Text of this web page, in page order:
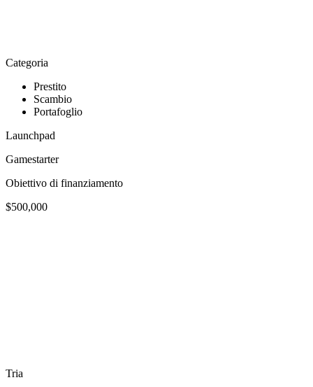
Categoria
Prestito
Scambio
Portafoglio
Launchpad
Gamestarter
Obiettivo di finanziamento
$500,000
Tria